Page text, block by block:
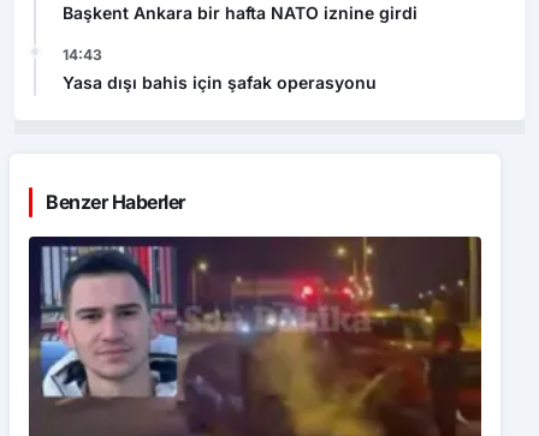
Başkent Ankara bir hafta NATO iznine girdi
14:43
Yasa dışı bahis için şafak operasyonu
Benzer Haberler